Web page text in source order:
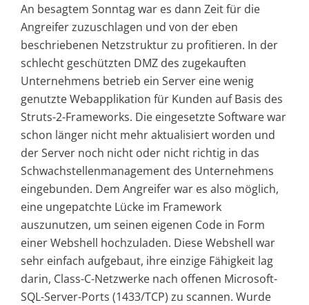
An besagtem Sonntag war es dann Zeit für die
Angreifer zuzuschlagen und von der eben
beschriebenen Netzstruktur zu profitieren. In der
schlecht geschützten DMZ des zugekauften
Unternehmens betrieb ein Server eine wenig
genutzte Webapplikation für Kunden auf Basis des
Struts-2-Frameworks. Die eingesetzte Software war
schon länger nicht mehr aktualisiert worden und
der Server noch nicht oder nicht richtig in das
Schwachstellenmanagement des Unternehmens
eingebunden. Dem Angreifer war es also möglich,
eine ungepatchte Lücke im Framework
auszunutzen, um seinen eigenen Code in Form
einer Webshell hochzuladen. Diese Webshell war
sehr einfach aufgebaut, ihre einzige Fähigkeit lag
darin, Class-C-Netzwerke nach offenen Microsoft-
SQL-Server-Ports (1433/TCP) zu scannen. Wurde